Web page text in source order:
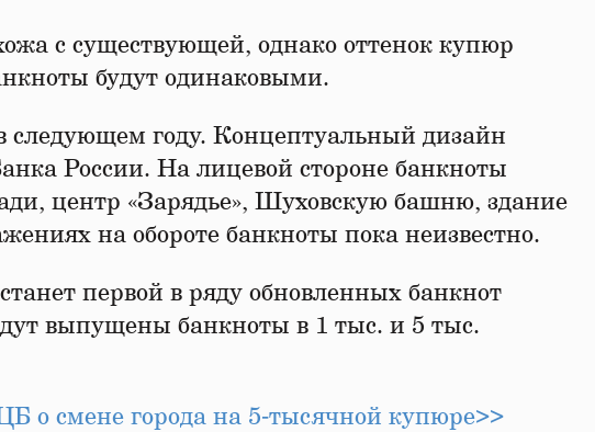
с существующей, однако оттенок купюр
будут одинаковыми.
следующем году. Концептуальный дизайн
России. На лицевой стороне банкноты
центр «Зарядье», Шуховскую башню, здание
на обороте банкноты пока неизвестно.
первой в ряду обновленных банкнот
выпущены банкноты в 1 тыс. и 5 тыс.
о смене города на 5‑тысячной купюре>>